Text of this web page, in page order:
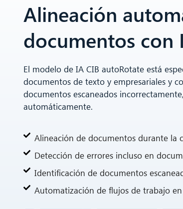
Alineación
documentos con
El modelo de IA CIB autoRotate está
documentos de texto y empresariales y
documentos escaneados
automáticamente.
Alineación de documentos durante la
Detección de errores incluso en
Identificación de documentos
Automatización de flujos de trabajo